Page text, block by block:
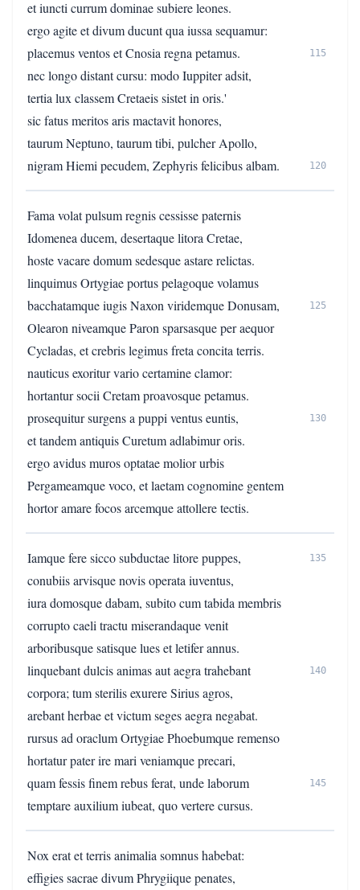
et iuncti currum dominae subiere leones.
ergo agite et divum ducunt qua iussa sequamur:
placemus ventos et Cnosia regna petamus.
115
nec longo distant cursu: modo Iuppiter adsit,
tertia lux classem Cretaeis sistet in oris.'
sic fatus meritos aris mactavit honores,
taurum Neptuno, taurum tibi, pulcher Apollo,
nigram Hiemi pecudem, Zephyris felicibus albam.
120
Fama volat pulsum regnis cessisse paternis
Idomenea ducem, desertaque litora Cretae,
hoste vacare domum sedesque astare relictas.
linquimus Ortygiae portus pelagoque volamus
bacchatamque iugis Naxon viridemque Donusam,
125
Olearon niveamque Paron sparsasque per aequor
Cycladas, et crebris legimus freta concita terris.
nauticus exoritur vario certamine clamor:
hortantur socii Cretam proavosque petamus.
prosequitur surgens a puppi ventus euntis,
130
et tandem antiquis Curetum adlabimur oris.
ergo avidus muros optatae molior urbis
Pergameamque voco, et laetam cognomine gentem
hortor amare focos arcemque attollere tectis.
Iamque fere sicco subductae litore puppes, 135
conubiis arvisque novis operata iuventus,
iura domosque dabam, subito cum tabida membris
corrupto caeli tractu miserandaque venit
arboribusque satisque lues et letifer annus.
linquebant dulcis animas aut aegra trahebant
140
corpora; tum sterilis exurere Sirius agros,
arebant herbae et victum seges aegra negabat.
rursus ad oraclum Ortygiae Phoebumque remenso
hortatur pater ire mari veniamque precari,
quam fessis finem rebus ferat, unde laborum
145
temptare auxilium iubeat, quo vertere cursus.
Nox erat et terris animalia somnus habebat:
effigies sacrae divum Phrygiique penates,